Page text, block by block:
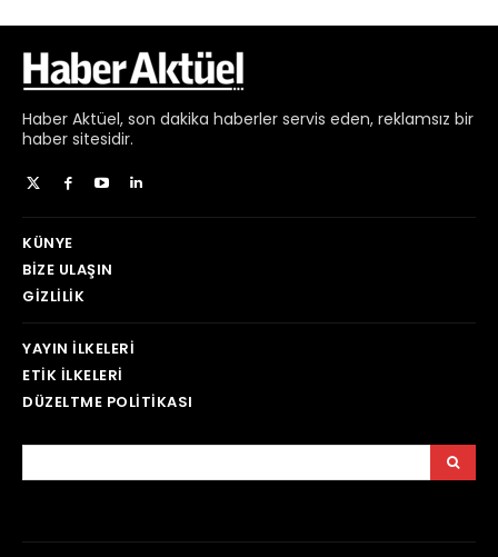
Haber Aktüel, son dakika haberler servis eden, reklamsız bir
haber sitesidir.
KÜNYE
BIZE ULAŞIN
GIZLILIK
YAYIN İLKELERI
ETIK İLKELERI
DÜZELTME POLITIKASI